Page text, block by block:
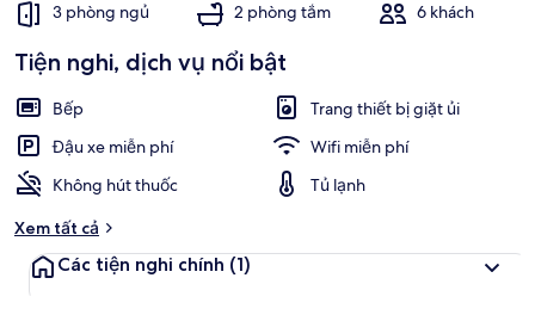
3 phòng ngủ 2 phòng tắm 6 khách
Tiện nghi, dịch vụ nổi bật
Bếp
Trang thiết bị giặt ủi
Đậu xe miễn phí
Wifi miễn phí
Không hút thuốc
Tủ lạnh
Xem tất cả
Các tiện nghi chính (1)